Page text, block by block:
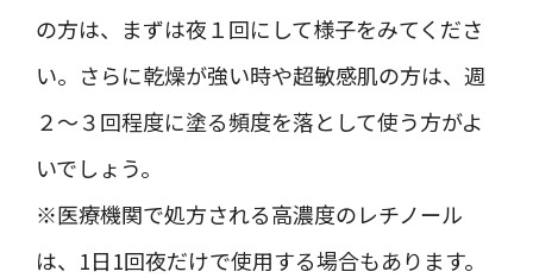
の方は、まずは夜１回にして様子をみてくださ
い。さらに乾燥が強い時や超敏感肌の方は、週
２～３回程度に塗る頻度を落として使う方がよ
いでしょう。
※医療機関で処方される高濃度のレチノール
は、1日1回夜だけで使用する場合もあります。